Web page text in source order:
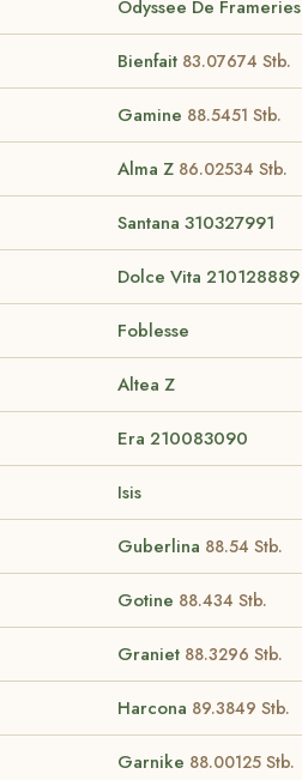
Odyssee De Frameries
Bienfait 83.07674 Stb.
Gamine 88.5451 Stb.
Alma Z 86.02534 Stb.
Santana 310327991
Dolce Vita 210128889
Foblesse
Altea Z
Era 210083090
Isis
Guberlina 88.54 Stb.
Gotine 88.434 Stb.
Graniet 88.3296 Stb.
Harcona 89.3849 Stb.
Garnike 88.00125 Stb.